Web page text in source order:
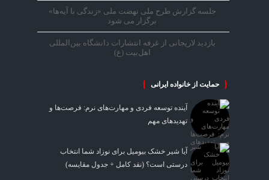
جلسه گزارش طرح ملی نهضت ملی «زندگی با آیه‌ها»
برگزار می شود
بازدید لاریجانی از غرفه انتشارات دانشگاه بین‌المللی
اهل‌بیت (ع)
حمایت از خانواده ایرانی
آینده توسعه فردی و مهارت‌های نرم: فرصت‌ها و
تهدیدهای مهم
آیا شیر خشک بیومیل برای نوزاد شما انتخاب
درستی است؟ (نقد کامل + جدول مقایسه)